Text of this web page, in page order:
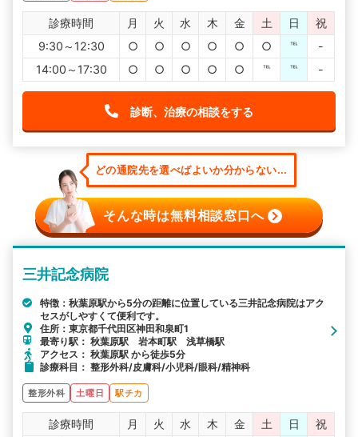
診療時間 月 火 水 木 金 土 日
祝
9:30～12:30
○ ○ ○ ○ ○ ○ ℡
-
14:00～17:30
○ ○ ○ ○ ○ ℡ ℡ -
診断、治療の相談をする
どの通院先を選べばよいか分からない...
そんな時は無料相談窓口へ
三井記念病院
特徴：秋葉原駅から5分の距離に位置している三井記念病院はアク
セスがしやすくて便利です。
住所：東京都千代田区神田和泉町1
最寄り駅： 秋葉原駅 岩本町駅 浅草橋駅
アクセス： 秋葉原駅 から徒歩5分
診療科目： 整形外科/皮膚科/小児科/眼科/精神科
整形外科 土曜日 駅チカ
診療時間 月 火 水 木 金 土 日
祝